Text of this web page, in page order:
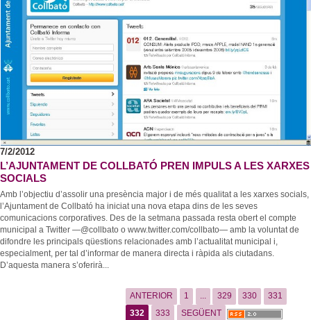
7/2/2012
L’AJUNTAMENT DE COLLBATÓ PREN IMPULS A LES XARXES
SOCIALS
Amb l’objectiu d’assolir una presència major i de més qualitat a les xarxes socials,
l’Ajuntament de Collbató ha iniciat una nova etapa dins de les seves
comunicacions corporatives. Des de la setmana passada resta obert el compte
municipal a Twitter —@collbato o www.twitter.com/collbato— amb la voluntat de
difondre les principals qüestions relacionades amb l’actualitat municipal i,
especialment, per tal d’informar de manera directa i ràpida als ciutadans.
D’aquesta manera s’oferirà...
ANTERIOR 1 ... 329 330
331
332
333 SEGÜENT